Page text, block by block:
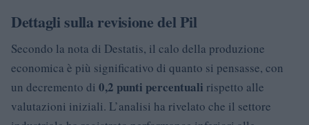
Dettagli sulla revisione del Pil
Secondo la nota di Destatis, il calo della produzione
economica è più significativo di quanto si pensasse, con
un decremento di 0,2 punti percentuali rispetto alle
valutazioni iniziali. L’analisi ha rivelato che il settore